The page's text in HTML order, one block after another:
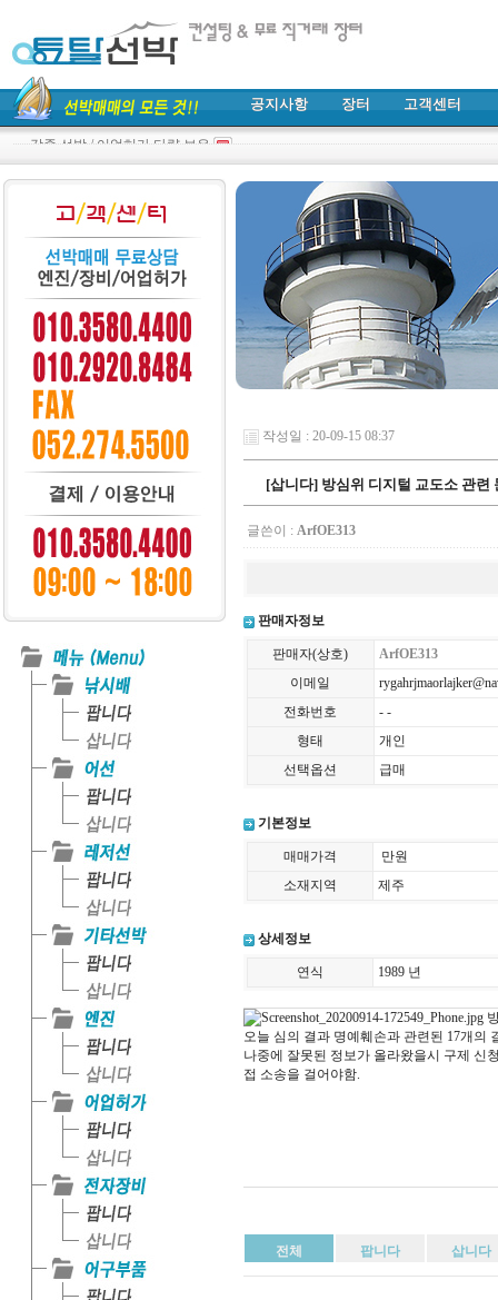
공지사항 장터 고객센터
각종 선박 / 어업허가 다량 보유
작성일 : 20-09-15 08:37
[삽니다] 방심위 디지털 교도소 관련
글쓴이 : ArfOE313
판매자정보
판매자(상호)
ArfOE313
이메일
전화번호
- -
형태
개인
선택옵션
급매
기본정보
매매가격
만원
소재지역
제주
상세정보
연식 1989 년
오늘 심의 결과 명예훼손과 관련된 17개의
나중에 잘못된 정보가 올라왔을시 구제 신
접 소송을 걸어야함.
전체 팝니다 삽니다